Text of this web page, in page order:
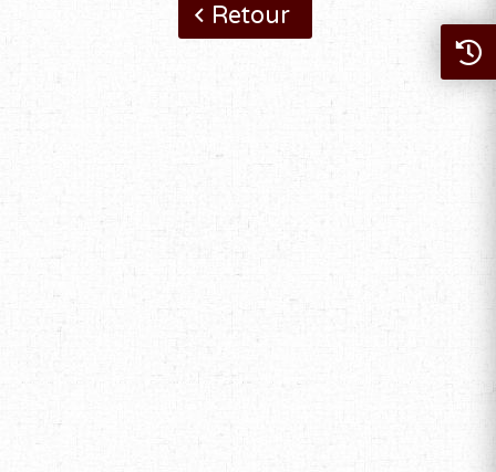
Retour